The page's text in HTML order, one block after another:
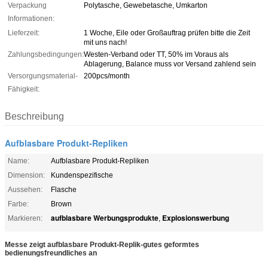
Verpackung
Informationen:
Polytasche, Gewebetasche, Umkarton
Lieferzeit:
1 Woche, Eile oder Großauftrag prüfen bitte die Zeit
mit uns nach!
Zahlungsbedingungen:Westen-Verband oder TT, 50% im Voraus als
Ablagerung, Balance muss vor Versand zahlend sein
Versorgungsmaterial-
Fähigkeit:
200pcs/month
Beschreibung
Aufblasbare Produkt-Repliken
Name:
Aufblasbare Produkt-Repliken
Dimension:
Kundenspezifische
Aussehen:
Flasche
Farbe:
Brown
Markieren:
aufblasbare Werbungsprodukte, Explosionswerbung
Messe zeigt aufblasbare Produkt-Replik-gutes geformtes
bedienungsfreundliches an